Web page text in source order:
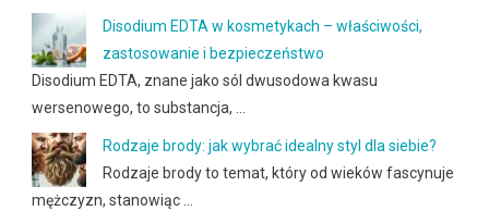
Disodium EDTA w kosmetykach – właściwości,
zastosowanie i bezpieczeństwo
Disodium EDTA, znane jako sól dwusodowa kwasu
wersenowego, to substancja, …
Rodzaje brody: jak wybrać idealny styl dla siebie?
Rodzaje brody to temat, który od wieków fascynuje
mężczyzn, stanowiąc …